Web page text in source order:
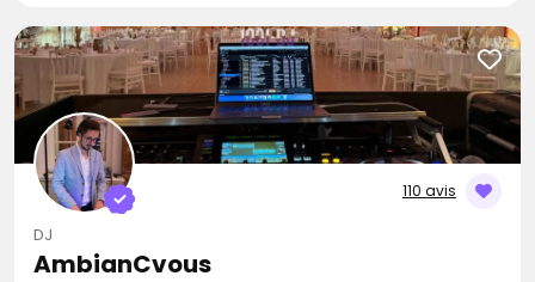
110 avis
DJ
AmbianCvous